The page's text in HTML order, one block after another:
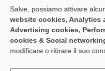
Salve, possiamo attivare
website cookies, Analytics
Advertising cookies,
cookies & Social
modificare o ritirare il suo